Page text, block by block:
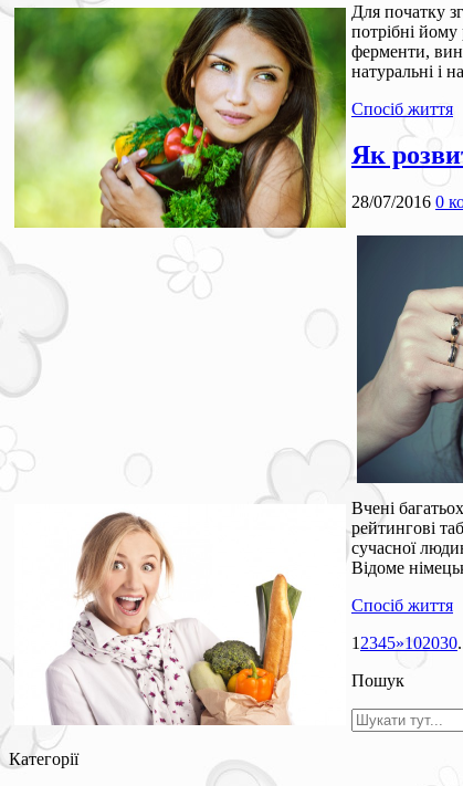
Для початку
потрібні
ферменти,
натуральні і
Спосіб життя
Як
28/07/2016 0
Вчені
рейтингові
сучасної
Відоме
Спосіб життя
1 2345»102030
Пошук
Категорії